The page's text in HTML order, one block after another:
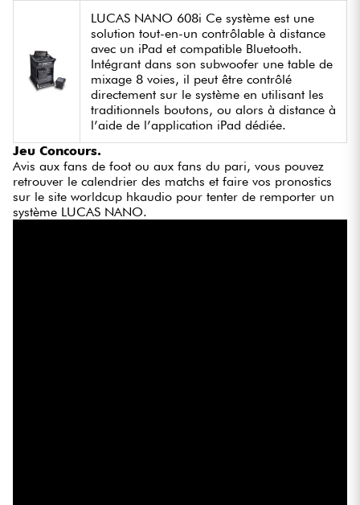
LUCAS NANO 608i Ce système est une
solution tout-en-un contrôlable à distance
avec un iPad et compatible Bluetooth.
Intégrant dans son subwoofer une table de
mixage 8 voies, il peut être contrôlé
directement sur le système en utilisant les
traditionnels boutons, ou alors à distance à
l’aide de l’application iPad dédiée.
Jeu Concours.
Avis aux fans de foot ou aux fans du pari, vous pouvez
retrouver le calendrier des matchs et faire vos pronostics
sur le site worldcup hkaudio pour tenter de remporter un
système LUCAS NANO.